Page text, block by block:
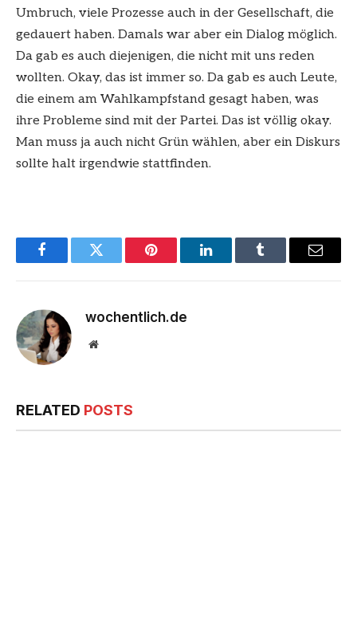
Umbruch, viele Prozesse auch in der Gesellschaft, die
gedauert haben. Damals war aber ein Dialog möglich.
Da gab es auch diejenigen, die nicht mit uns reden
wollten. Okay, das ist immer so. Da gab es auch Leute,
die einem am Wahlkampfstand gesagt haben, was
ihre Probleme sind mit der Partei. Das ist völlig okay.
Man muss ja auch nicht Grün wählen, aber ein Diskurs
sollte halt irgendwie stattfinden.
FacebookTwitter Pinterest LinkedInTumblr Email
wochentlich.de
Website
RELATED POSTS